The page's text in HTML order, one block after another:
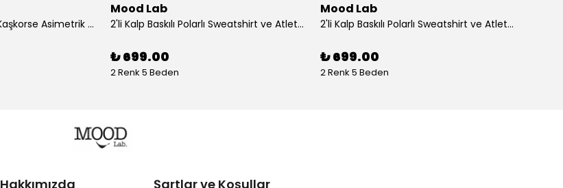
2 Renkli Beyaz-Mavi Kaşkorse Asimetrik Crop Atlet Bluz Top - siyah-bej
Mood Lab
2'li Kalp Baskılı Polarlı Sweatshirt ve Atlet Takımı – Sevgililer Günü Özel - beyaz
₺ 699.00
2 Renk 5 Beden
Mood Lab
2'li Kalp Baskılı Polarlı Sweatshirt ve Atlet Takımı – Sevgililer Günü Özel - si̇yah
₺ 699.00
2 Renk 5 Beden
Hakkımızda Şartlar ve Koşullar